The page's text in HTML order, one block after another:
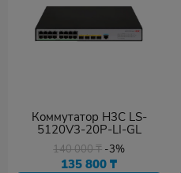
Коммутатор H3C LS-
5120V3-20P-LI-GL
140 000₸ -3%
135 800₸